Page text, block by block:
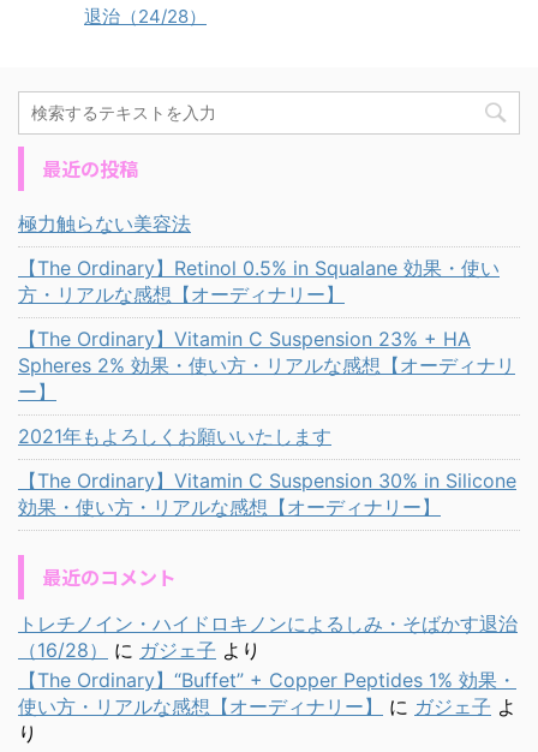
退治（24/28）
最近の投稿
極力触らない美容法
【The Ordinary】Retinol 0.5% in Squalane 効果・使い
方・リアルな感想【オーディナリー】
【The Ordinary】Vitamin C Suspension 23% + HA
Spheres 2% 効果・使い方・リアルな感想【オーディナリ
ー】
2021年もよろしくお願いいたします
【The Ordinary】Vitamin C Suspension 30% in Silicone
効果・使い方・リアルな感想【オーディナリー】
最近のコメント
トレチノイン・ハイドロキノンによるしみ・そばかす退治
（16/28）
に ガジェ子 より
【The Ordinary】“Buffet” + Copper Peptides 1% 効果・
使い方・リアルな感想【オーディナリー】
に ガジェ子 よ
り